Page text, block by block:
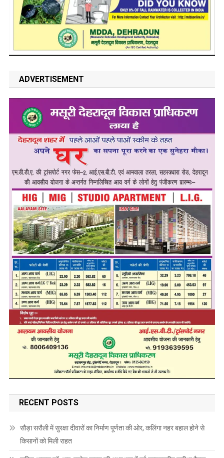
ADVERTISEMENT
RECENT POSTS
सौड़ा सरौली में सुरक्षा दीवारों का निर्माण पूर्णता की ओर, कलिंगा नहर बहाल होने से
किसानों को मिली राहत